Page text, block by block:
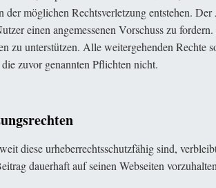
möglichen Rechtsverletzung entstehen.
einen angemessenen Vorschuss zu
zu unterstützen. Alle weitergehenden
zuvor genannten Pflichten nicht.
diese urheberrechtsschutzfähig sind,
dauerhaft auf seinen Webseiten